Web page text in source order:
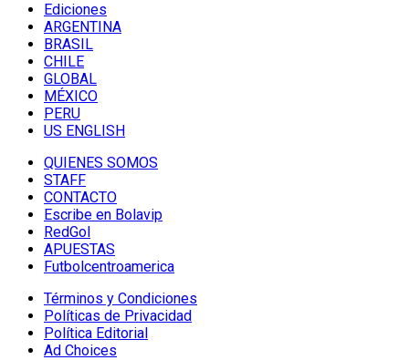
Ediciones
ARGENTINA
BRASIL
CHILE
GLOBAL
MÉXICO
PERU
US ENGLISH
QUIENES SOMOS
STAFF
CONTACTO
Escribe en Bolavip
RedGol
APUESTAS
Futbolcentroamerica
Términos y Condiciones
Políticas de Privacidad
Política Editorial
Ad Choices